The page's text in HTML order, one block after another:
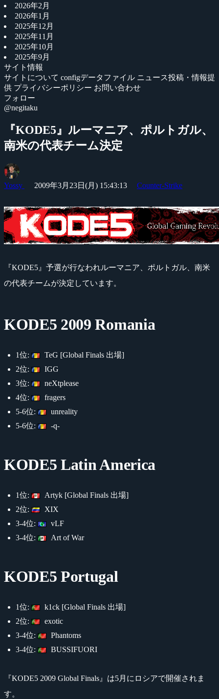
2026年2月
2026年1月
2025年12月
2025年11月
2025年10月
2025年9月
サイト情報
サイトについて configデータファイル ニュース投稿・情報提
供 プライバシーポリシー お問い合わせ
フォロー
@negitaku
『KODE5』ルーマニア、ポルトガル、
南米の代表チーム決定
Yossy 2009年3月23日(月) 15:43:13 Counter-Strike
『KODE5』予選が行なわれルーマニア、ポルトガル、南米
の代表チームが決定しています。
KODE5 2009 Romania
1位:
TeG [Global Finals 出場]
2位:
IGG
3位:
neXtplease
4位:
fragers
5-6位:
unreality
5-6位:
-q-
KODE5 Latin America
1位:
Artyk [Global Finals 出場]
2位:
XIX
3-4位:
vLF
3-4位:
Art of War
KODE5 Portugal
1位:
k1ck [Global Finals 出場]
2位:
exotic
3-4位:
Phantoms
3-4位:
BUSSIFUORI
『KODE5 2009 Global Finals』は5月にロシアで開催されま
す。